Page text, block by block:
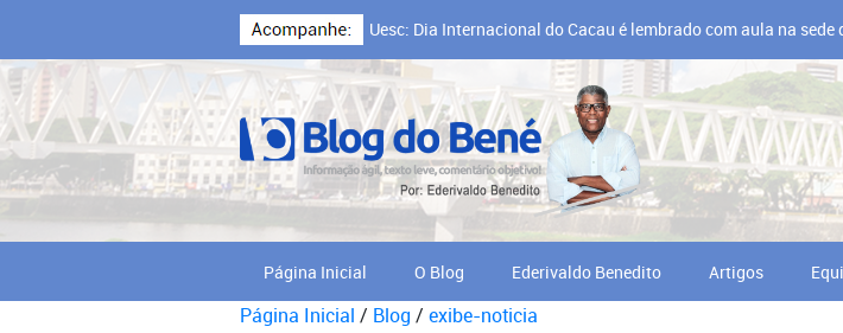
Uesc: Dia Internacional do Cacau é lembrado com aula na sede
Cooperativa Cabruca, em Ilhéus
Página Inicial O Blog Ederivaldo Benedito Artigos
Página Inicial / Blog / exibe-noticia